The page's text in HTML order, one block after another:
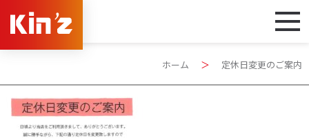
ホーム ＞ 定休日変更のご案内